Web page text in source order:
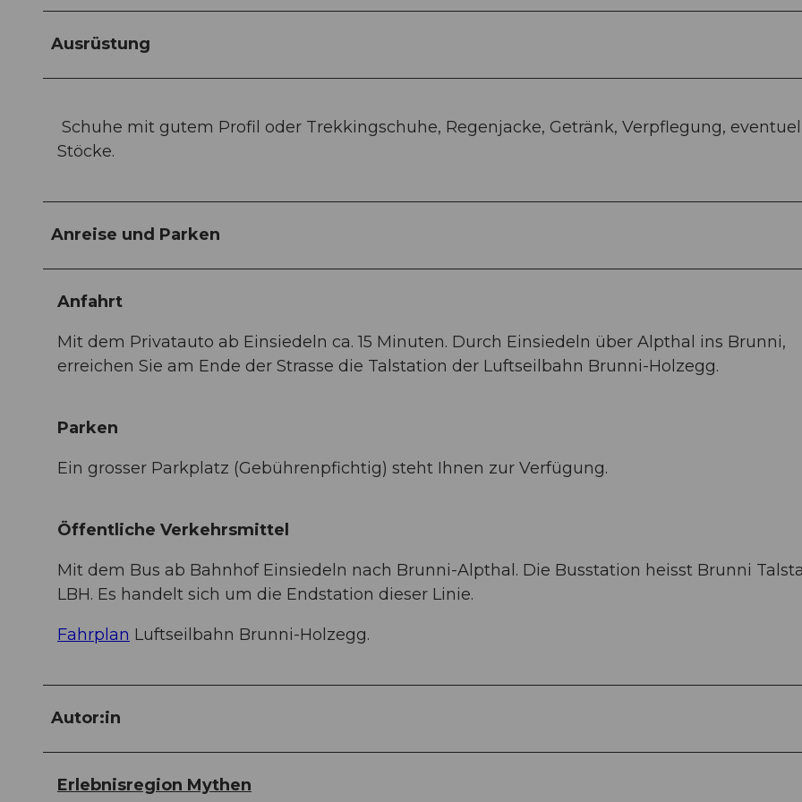
Ausrüstung
Schuhe mit gutem Profil oder Trekkingschuhe, Regenjacke, Getränk, Verpflegung,
Stöcke.
Anreise und Parken
Anfahrt
Mit dem Privatauto ab Einsiedeln ca. 15 Minuten. Durch Einsiedeln über Alpthal ins Brunni,
erreichen Sie am Ende der Strasse die Talstation der Luftseilbahn Brunni-Holzegg.
Parken
Ein grosser Parkplatz (Gebührenpfichtig) steht Ihnen zur Verfügung.
Öffentliche Verkehrsmittel
Mit dem Bus ab Bahnhof Einsiedeln nach Brunni-Alpthal. Die Busstation heisst Brunni
LBH. Es handelt sich um die Endstation dieser Linie.
Fahrplan Luftseilbahn Brunni-Holzegg.
Autor:in
Erlebnisregion Mythen